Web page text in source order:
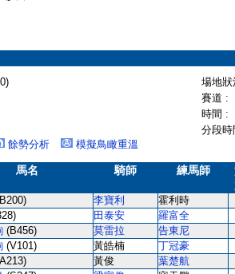
場地
賽道 :
時間 :
分段
餘勢分析 模擬鳥瞰重溫
馬名 騎師 練馬師
李寶利 霍利時
田泰安 羅富全
(B456) 莫雷拉 告東尼
(V101) 黃皓楠 丁冠豪
黃俊 葉楚航